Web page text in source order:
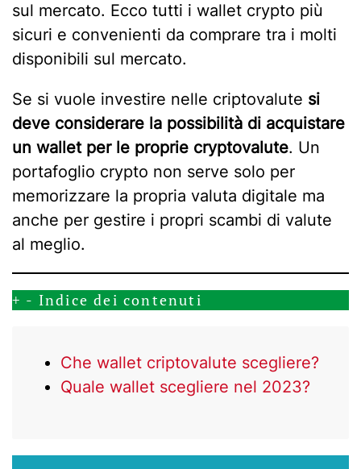
sul mercato. Ecco tutti i wallet crypto più
sicuri e convenienti da comprare tra i molti
disponibili sul mercato.
Se si vuole investire nelle criptovalute si
deve considerare la possibilità di acquistare
un wallet per le proprie cryptovalute. Un
portafoglio crypto non serve solo per
memorizzare la propria valuta digitale ma
anche per gestire i propri scambi di valute
al meglio.
+ - Indice dei contenuti
Che wallet criptovalute scegliere?
Quale wallet scegliere nel 2023?